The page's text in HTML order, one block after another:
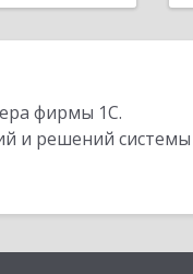
фирмы 1С.
и решений